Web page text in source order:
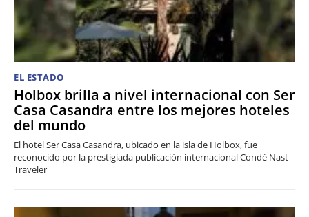
EL ESTADO
Holbox brilla a nivel internacional con Ser
Casa Casandra entre los mejores hoteles
del mundo
El hotel Ser Casa Casandra, ubicado en la isla de Holbox, fue
reconocido por la prestigiada publicación internacional Condé Nast
Traveler